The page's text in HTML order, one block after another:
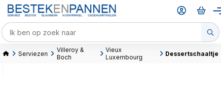
Serviezen
Villeroy &
Boch
Vieux
Luxembourg
Dessertschaaltje